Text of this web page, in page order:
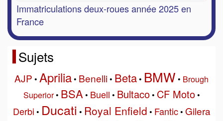
Immatriculations deux-roues année 2025 en
France
Sujets
AJP • Aprilia• Benelli• Beta• BMW • Brough
Superior• BSA• Buell • Bultaco• CF Moto•
Derbi • Ducati • Royal Enfield • Fantic• Gilera